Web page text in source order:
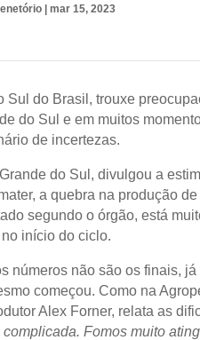
| mar 15, 2023
Sul do Brasil, trouxe
do Sul e em muitos
de incertezas.
do Sul, divulgou a
a quebra na produção
segundo o órgão, está
início do ciclo.
números não são os finais, já
começou. Como na
Alex Forner, relata as
complicada. Fomos muito